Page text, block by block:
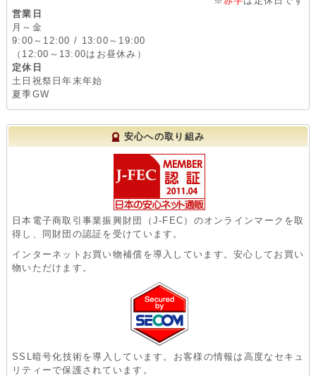
営業日
月～金
9:00～12:00 / 13:00～19:00
（12:00～13:00はお昼休み）
定休日
土日祝祭日年末年始
夏季GW
安心への取り組み
日本電子商取引事業振興財団（J-FEC）のオンラインマークを取
得し、同財団の認証を受けています。
インターネットお買い物補償を導入しています。安心してお買い
物いただけます。
SSL暗号化技術を導入しています。お客様の情報は高度なセキュ
リティーで保護されています。